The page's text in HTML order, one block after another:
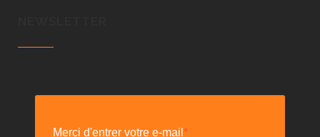
Merci d'entrer votre e-mail